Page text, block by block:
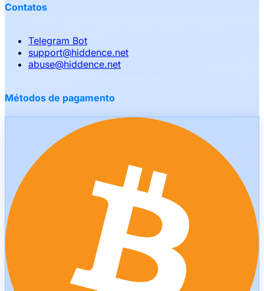
Contatos
Telegram Bot
support@hiddence.net
abuse@hiddence.net
Métodos de pagamento